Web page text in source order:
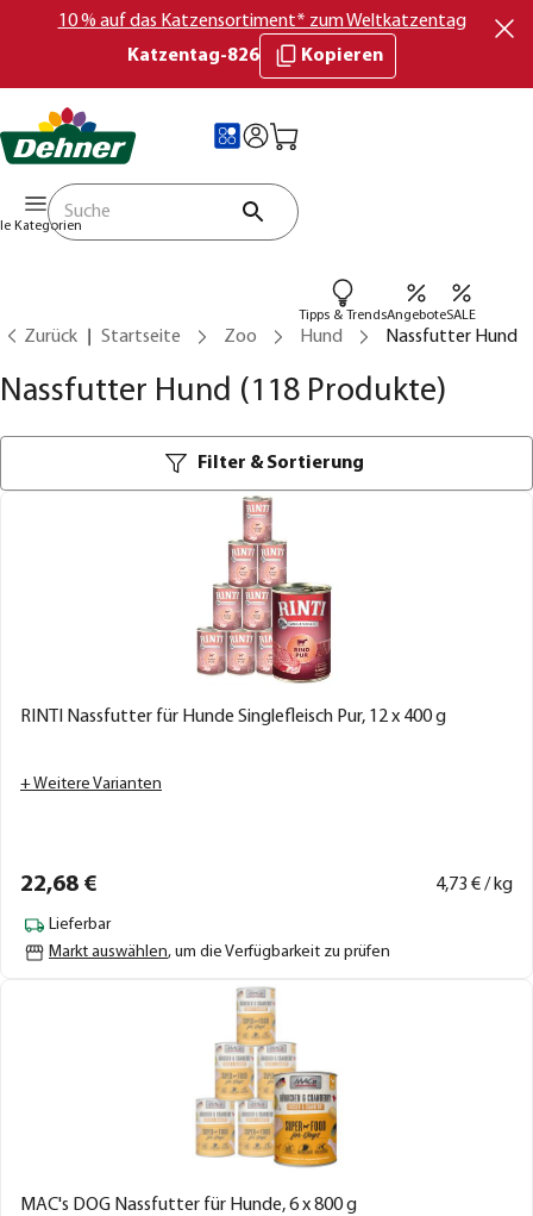
10 % auf das Katzensortiment* zum Weltkatzentag
Katzentag-826
Kopieren
Kategorien
Tipps & TrendsAngeboteSALE
Zurück Startseite Zoo Hund Nassfutter Hund
Nassfutter Hund (118 Produkte)
Filter & Sortierung
RINTI Nassfutter für Hunde Singlefleisch Pur, 12 x 400 g
+ Weitere Varianten
22,68 € 4,73 € / kg
Lieferbar
Markt auswählen, um die Verfügbarkeit zu prüfen
MAC's DOG Nassfutter für Hunde, 6 x 800 g